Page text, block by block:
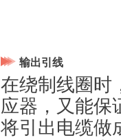
输出引线
在绕制线圈时
应器，又能保
将引出电缆做